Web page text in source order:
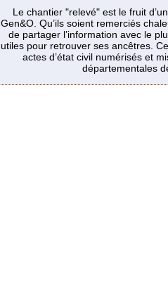
Le chantier "relevé" est le fruit
Gen&O. Qu’ils soient remerciés
de partager l’information avec le
utiles pour retrouver ses ancêtres.
actes d’état civil numérisés et
départementales